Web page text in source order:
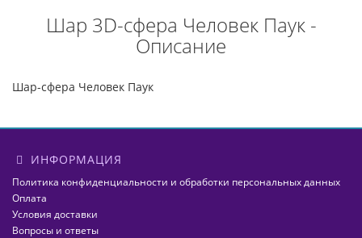
Шар 3D-сфера Человек Паук -
Описание
Шар-сфера Человек Паук
ИНФОРМАЦИЯ
Политика конфиденциальности и обработки персональных данных
Оплата
Условия доставки
Вопросы и ответы